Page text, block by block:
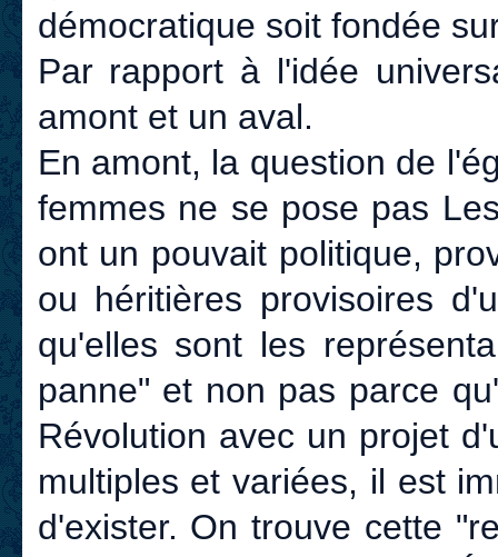
démocratique soit fondée
Par rapport à l'idée
amont et un aval.
En amont, la question de
femmes ne se pose pas
ont un pouvait politique,
ou héritières provisoires
qu'elles sont les
panne" et non pas parce
Révolution avec un projet
multiples et variées, il est
d'exister. On trouve cette